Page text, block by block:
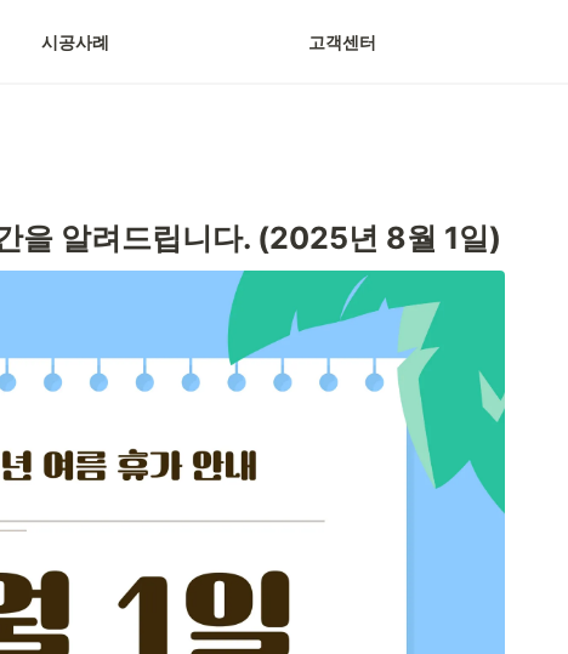
시공사례 고객센터
을 알려드립니다. (2025년 8월 1일)